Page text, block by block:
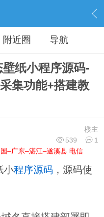
附近圈 导航
纸小程序源码-
集功能+搭建教
楼主
539
1
–广东–湛江–遂溪县 电信
小程序源码 ，源码使